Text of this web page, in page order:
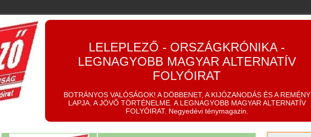
LELEPLEZŐ - ORSZÁGKRÓNIKA -
LEGNAGYOBB MAGYAR ALTERNATÍV
FOLYÓIRAT
BOTRÁNYOS VALÓSÁGOK! A DÖBBENET, A KIJÓZANODÁS ÉS A REMÉNY
LAPJA. A JÖVŐ TÖRTÉNELME. A LEGNAGYOBB MAGYAR ALTERNATÍV
FOLYÓIRAT. Negyedévi ténymagazin.